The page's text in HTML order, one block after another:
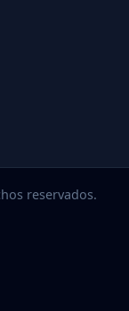
reservados.